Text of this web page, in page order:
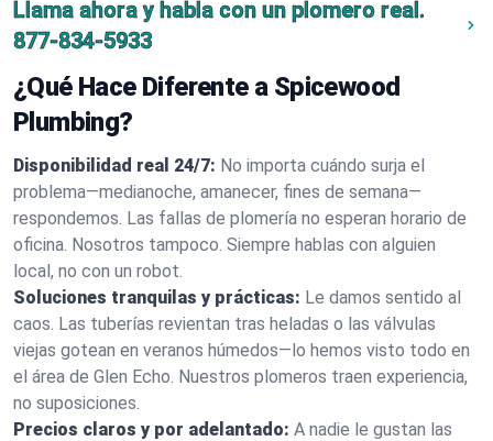
Llama ahora y habla con un plomero real.
877-834-5933
¿Qué Hace Diferente a Spicewood
Plumbing?
Disponibilidad real 24/7: No importa cuándo surja el
problema—medianoche, amanecer, fines de semana—
respondemos. Las fallas de plomería no esperan horario de
oficina. Nosotros tampoco. Siempre hablas con alguien
local, no con un robot.
Soluciones tranquilas y prácticas: Le damos sentido al
caos. Las tuberías revientan tras heladas o las válvulas
viejas gotean en veranos húmedos—lo hemos visto todo en
el área de Glen Echo. Nuestros plomeros traen experiencia,
no suposiciones.
Precios claros y por adelantado: A nadie le gustan las